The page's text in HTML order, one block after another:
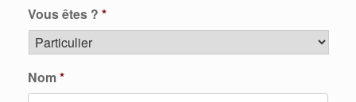
Vous êtes ? *
Nom*